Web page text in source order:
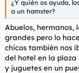
¿Y quién os ayuda,
a un hamster?
Abuelos, hermanos,
grandes pero lo
chicos también nos
del hotel en la plaza
y juguetes en un